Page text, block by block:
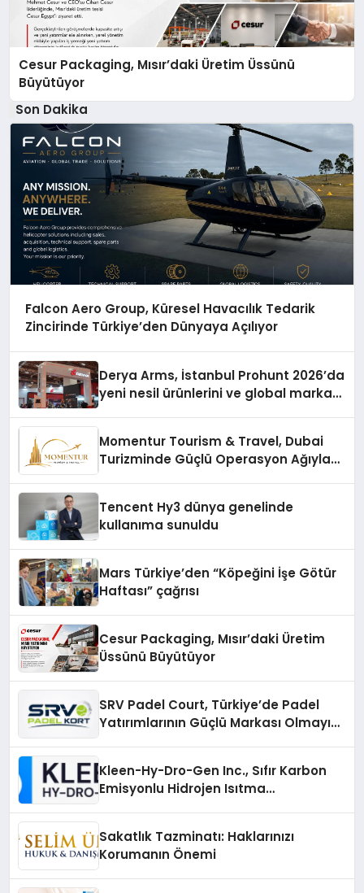
Cesur Packaging, Mısır’daki Üretim Üssünü
Büyütüyor
Son Dakika
Falcon Aero Group, Küresel Havacılık Tedarik
Zincirinde Türkiye’den Dünyaya Açılıyor
Derya Arms, İstanbul Prohunt 2026’da
yeni nesil ürünlerini ve global marka
Momentur Tourism & Travel, Dubai
Turizminde Güçlü Operasyon Ağıyla
Tencent Hy3 dünya genelinde
kullanıma sunuldu
Mars Türkiye’den “Köpeğini İşe Götür
Haftası” çağrısı
Cesur Packaging, Mısır’daki Üretim
Üssünü Büyütüyor
SRV Padel Court, Türkiye’de Padel
Yatırımlarının Güçlü Markası Olmayı
Kleen-Hy-Dro-Gen Inc., Sıfır Karbon
Emisyonlu Hidrojen Isıtma
Sakatlık Tazminatı: Haklarınızı
Korumanın Önemi